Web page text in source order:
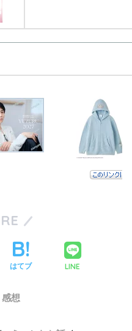
結)
と魔理沙は島
デスゲーム
デスゲーム
進むゾンビ
敗したいよ
はてブ LINE
想